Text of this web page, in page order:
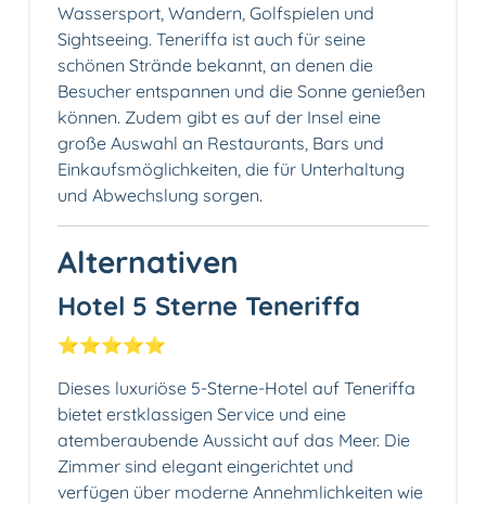
Wassersport, Wandern, Golfspielen und
Sightseeing. Teneriffa ist auch für seine
schönen Strände bekannt, an denen die
Besucher entspannen und die Sonne genießen
können. Zudem gibt es auf der Insel eine
große Auswahl an Restaurants, Bars und
Einkaufsmöglichkeiten, die für Unterhaltung
und Abwechslung sorgen.
Alternativen
Hotel 5 Sterne Teneriffa
⭐️⭐️⭐️⭐️⭐️
Dieses luxuriöse 5-Sterne-Hotel auf Teneriffa
bietet erstklassigen Service und eine
atemberaubende Aussicht auf das Meer. Die
Zimmer sind elegant eingerichtet und
verfügen über moderne Annehmlichkeiten wie